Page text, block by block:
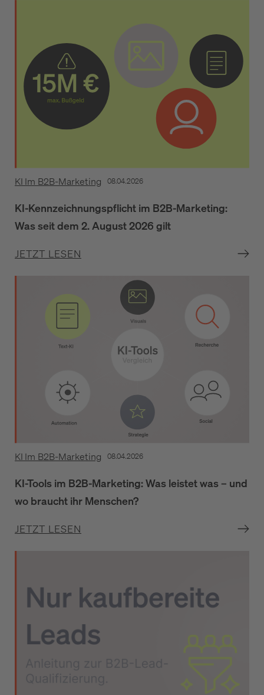
KI Im B2B-Marketing 08.04.2026
KI-Kennzeichnungspflicht im B2B-Marketing:
Was seit dem 2. August 2026 gilt
JETZT LESEN
KI Im B2B-Marketing 08.04.2026
KI-Tools im B2B-Marketing: Was leistet was – und
wo braucht ihr Menschen?
JETZT LESEN